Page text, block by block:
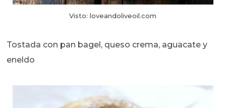
Visto: loveandoliveoil.com
Tostada con pan bagel, queso crema, aguacate y
eneldo